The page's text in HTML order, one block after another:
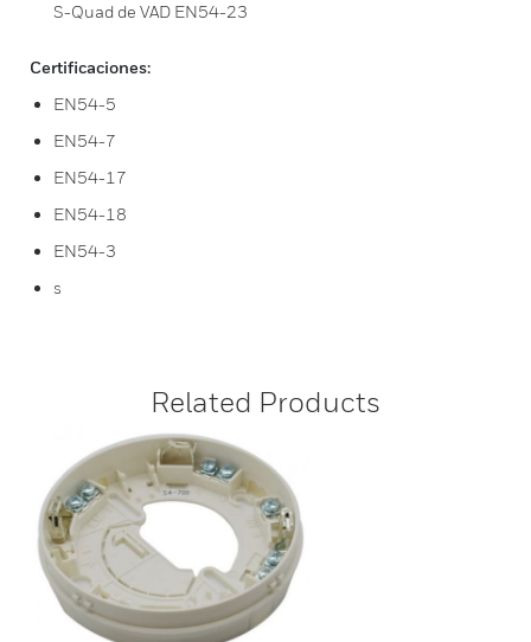
S-Quad de VAD EN54-23
Certificaciones:
EN54-5
EN54-7
EN54-17
EN54-18
EN54-3
s
Related Products